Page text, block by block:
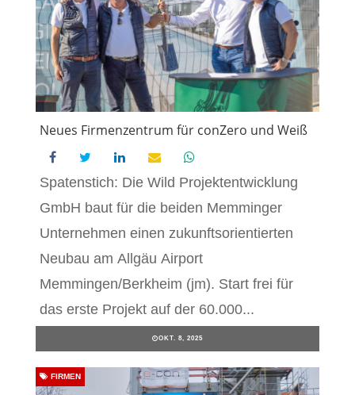
Neues Firmenzentrum für conZero und Weiß
Spatenstich: Die Wild Projektentwicklung
GmbH baut für die beiden Memminger
Unternehmen einen zukunftsorientierten
Neubau am Allgäu Airport
Memmingen/Berkheim (jm). Start frei für
das erste Projekt auf der 60.000...
OKT. 8, 2025
FIRMEN